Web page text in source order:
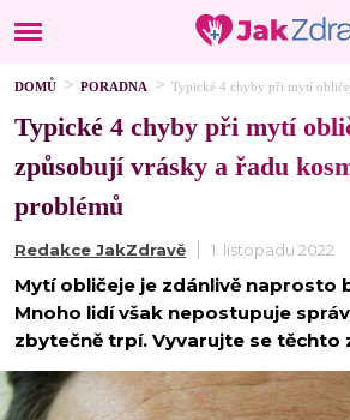
DOMŮ PORADNA Typické 4 chyby při mytí
Typické 4 chyby při mytí
způsobují vrásky a řadu
problémů
Redakce JakZdravě 1. listopadu 2022
Mytí obličeje je zdánlivě naprosto
Mnoho lidí však nepostupuje
zbytečně trpí. Vyvarujte se těchto